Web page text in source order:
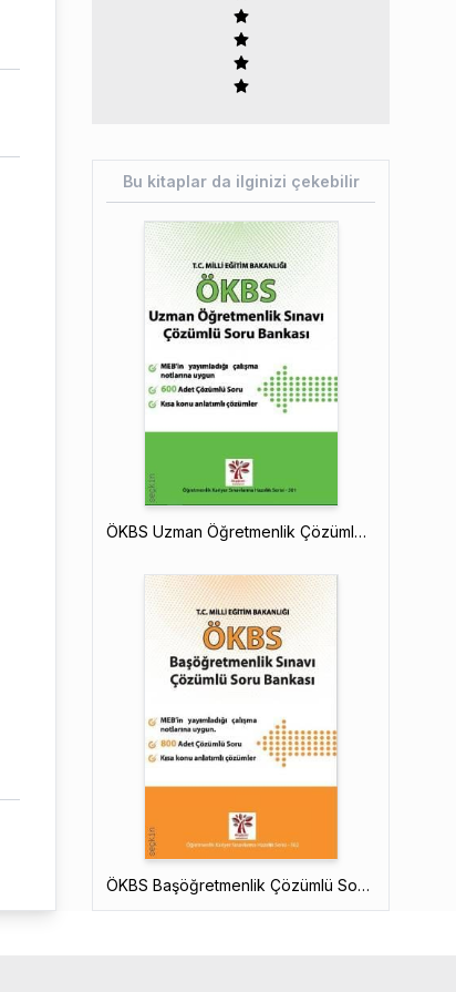
Bu kitaplar da ilginizi çekebilir
ÖKBS Uzman Öğretmenlik Çözümlü Soru Bankası
ÖKBS Başöğretmenlik Çözümlü Soru Bankası